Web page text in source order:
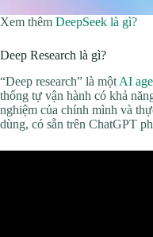
Xem thêm DeepSeek là gì?
Deep Research là gì?
“Deep research” là một AI
thống tự vận hành có khả
nghiệm của chính mình và
dùng, có sẵn trên ChatGPT